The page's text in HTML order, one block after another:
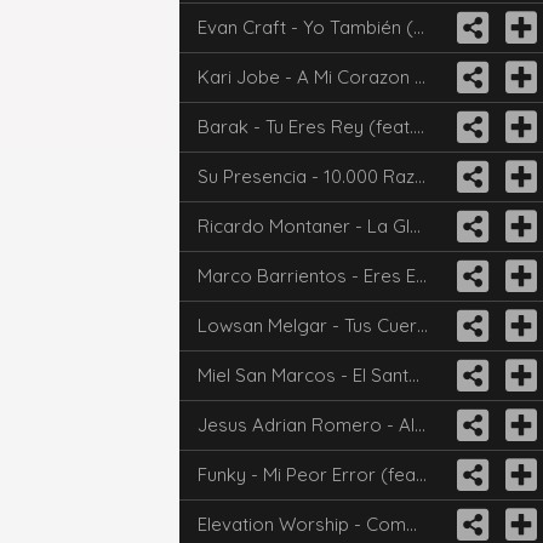
Evan Craft - Yo También (Un Billón De Veces) [feat. Living]
Kari Jobe - A Mi Corazon Tranquilizaras
Barak - Tu Eres Rey (feat. Christine D'clario)
Su Presencia - 10.000 Razones
Ricardo Montaner - La Gloria De Dios (Ft. Evaluna Montaner)
Marco Barrientos - Eres El Rey De Los Cielos
Lowsan Melgar - Tus Cuerdas De Amor (feat. Julio Melgar)
Miel San Marcos - El Santo De Israel
Jesus Adrian Romero - Al Estar Ante Ti (Alejandro Del Bosque)
Funky - Mi Peor Error (feat. Marcela Gandara)
Elevation Worship - Como En El Cielo (Here As In Heaven)